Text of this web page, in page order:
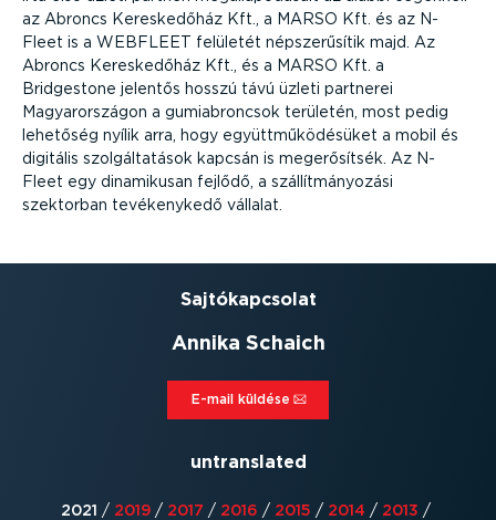
az Abroncs Kereskedőház Kft., a MARSO Kft. és az N-
Fleet is a WEBFLEET felületét népszerűsítik majd. Az
Abroncs Kereskedőház Kft., és a MARSO Kft. a
Bridgestone jelentős hosszú távú üzleti partnerei
Magyarországon a gumiabroncsok területén, most pedig
lehetőség nyílik arra, hogy együttműködésüket a mobil és
digitális szolgáltatások kapcsán is megerősítsék. Az N-
Fleet egy dinamikusan fejlődő, a szállítmányozási
szektorban tevékenykedő vállalat.
Sajtó­kap­csolat
Annika Schaich
E-mail küldése⁠
untranslated
2021 / 2019 / 2017 / 2016 / 2015 / 2014 / 2013 /